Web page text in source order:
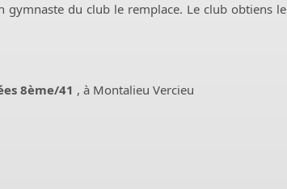
gymnaste du club le remplace. Le club obtiens le
8ème/41 , à Montalieu Vercieu